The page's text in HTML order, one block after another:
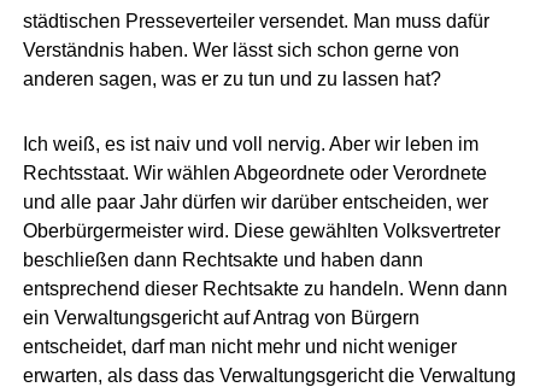
städtischen Presseverteiler versendet. Man muss dafür
Verständnis haben. Wer lässt sich schon gerne von
anderen sagen, was er zu tun und zu lassen hat?
Ich weiß, es ist naiv und voll nervig. Aber wir leben im
Rechtsstaat. Wir wählen Abgeordnete oder Verordnete
und alle paar Jahr dürfen wir darüber entscheiden, wer
Oberbürgermeister wird. Diese gewählten Volksvertreter
beschließen dann Rechtsakte und haben dann
entsprechend dieser Rechtsakte zu handeln. Wenn dann
ein Verwaltungsgericht auf Antrag von Bürgern
entscheidet, darf man nicht mehr und nicht weniger
erwarten, als dass das Verwaltungsgericht die Verwaltung